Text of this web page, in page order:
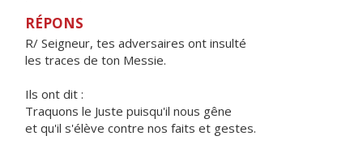
RÉPONS
R/ Seigneur, tes adversaires ont insulté
les traces de ton Messie.
Ils ont dit :
Traquons le Juste puisqu'il nous gêne
et qu'il s'élève contre nos faits et gestes.